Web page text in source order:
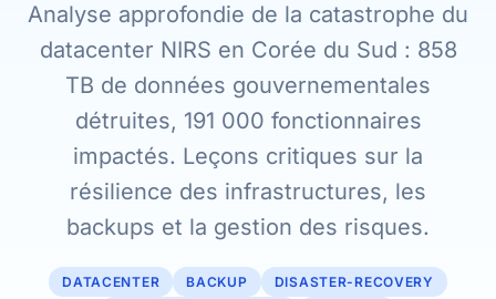
Analyse approfondie de la catastrophe du
datacenter NIRS en Corée du Sud : 858
TB de données gouvernementales
détruites, 191 000 fonctionnaires
impactés. Leçons critiques sur la
résilience des infrastructures, les
backups et la gestion des risques.
DATACENTER BACKUP
DISASTER-RECOVERY